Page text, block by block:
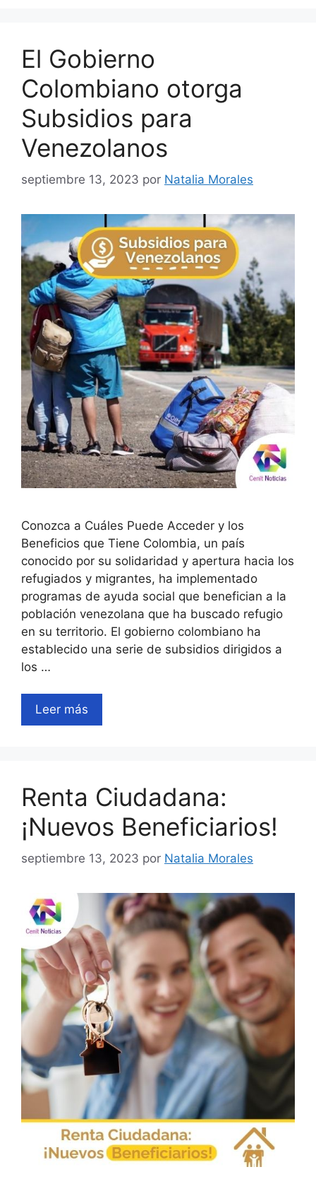
El Gobierno
Colombiano otorga
Subsidios para
Venezolanos
septiembre 13, 2023 por Natalia Morales
Conozca a Cuáles Puede Acceder y los
Beneficios que Tiene Colombia, un país
conocido por su solidaridad y apertura hacia los
refugiados y migrantes, ha implementado
programas de ayuda social que benefician a la
población venezolana que ha buscado refugio
en su territorio. El gobierno colombiano ha
establecido una serie de subsidios dirigidos a
los …
Leer más
Renta Ciudadana:
¡Nuevos Beneficiarios!
septiembre 13, 2023 por Natalia Morales